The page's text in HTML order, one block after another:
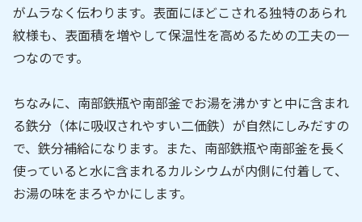
がムラなく伝わります。表面にほどこされる独特のあられ
紋様も、表面積を増やして保温性を高めるための工夫の一
つなのです。
ちなみに、南部鉄瓶や南部釜でお湯を沸かすと中に含まれ
る鉄分（体に吸収されやすい二価鉄）が自然にしみだすの
で、鉄分補給になります。また、南部鉄瓶や南部釜を長く
使っていると水に含まれるカルシウムが内側に付着して、
お湯の味をまろやかにします。